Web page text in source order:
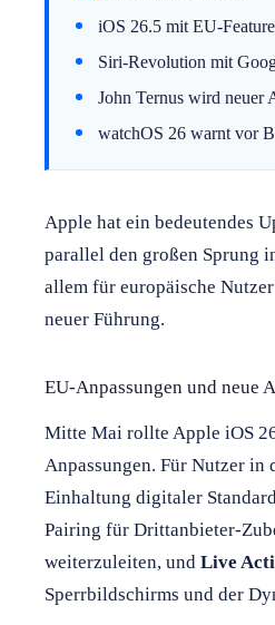
iOS 26.5 mit EU-
Siri-Revolution mit
John Ternus wird neuer
watchOS 26 warnt vor
Apple hat ein bedeutendes
parallel den großen Sprung
allem für europäische
neuer Führung.
EU-Anpassungen und neue
Mitte Mai rollte Apple iOS
Anpassungen. Für Nutzer in
Einhaltung digitaler
Pairing für Drittanbieter-
weiterzuleiten, und Live
Sperrbildschirms und der